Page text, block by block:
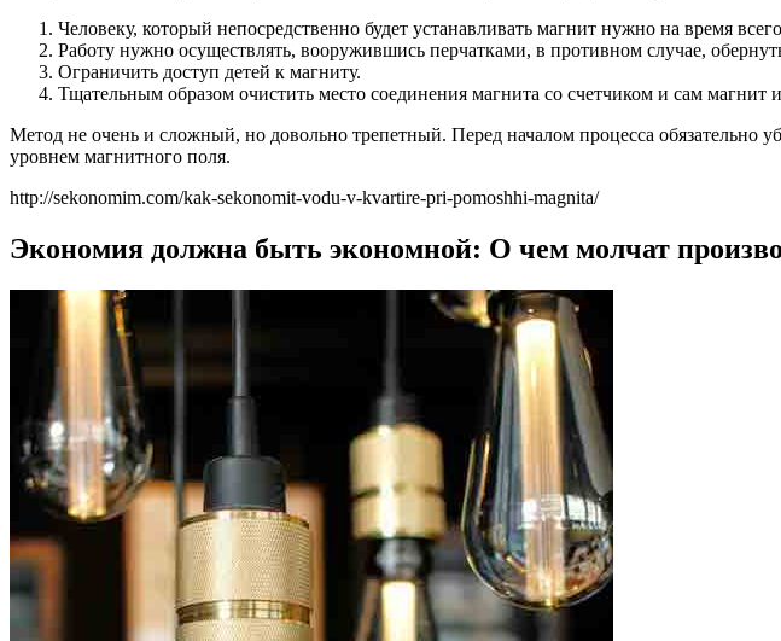
Человеку, который непосредственно будет устанавливать магнит нужно на время
Работу нужно осуществлять, вооружившись перчатками, в противном случае,
Ограничить доступ детей к магниту.
Тщательным образом очистить место соединения магнита со счетчиком и сам магнит
Метод не очень и сложный, но довольно трепетный. Перед началом процесса обязательно
уровнем магнитного поля.
http://sekonomim.com/kak-sekonomit-vodu-v-kvartire-pri-pomoshhi-magnita/
Экономия должна быть экономной: О чем молчат